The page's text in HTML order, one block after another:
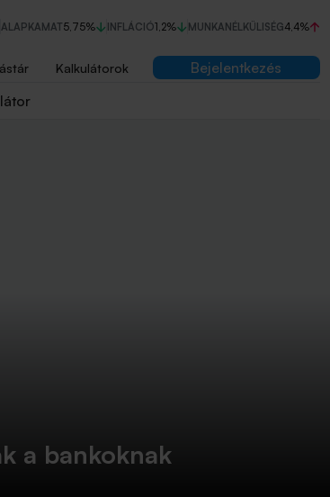
ALAPKAMAT5,75% INFLÁCIÓ1,2% MUNKANÉLKÜLISÉG4,4%
Kalkulátorok
Bejelentkezés
a bankoknak